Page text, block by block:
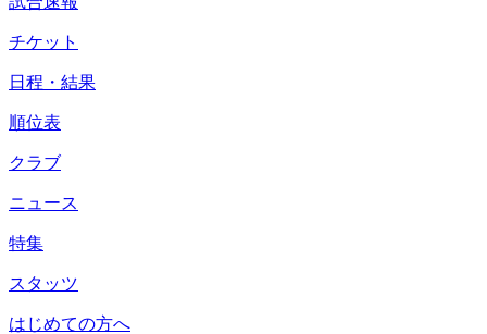
チケット
日程・結果
順位表
クラブ
ニュース
特集
スタッツ
はじめての方へ